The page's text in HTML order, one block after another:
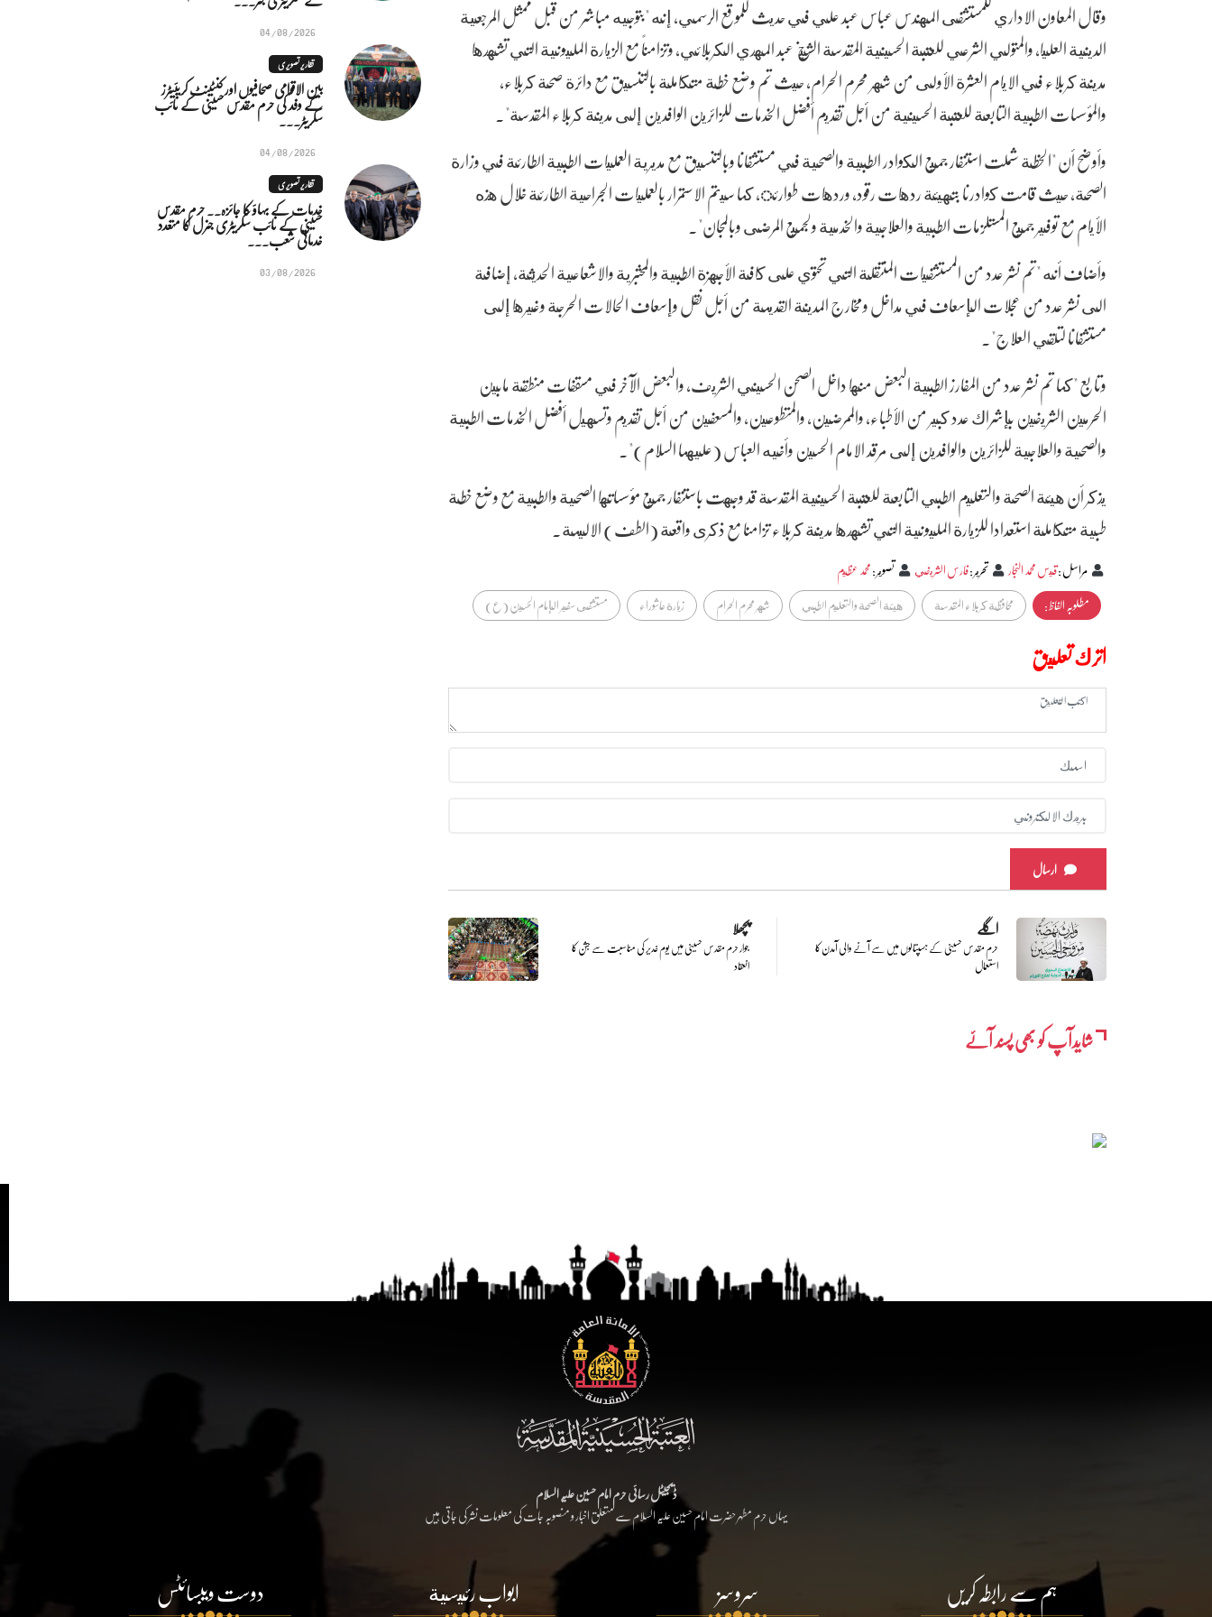
وقال المعاون الاداري للمستشفى المهندس عباس عبد علي في حديث للموقع الرسمي، إنه "بتوجيه مباشر من قبل ممثل المرجعية
الدينية العليا، والمتولي الشرعي للعتبة الحسينية المقدسة الشيخ عبد المهدي الكربلائي، وتزامناً مع الزيارة المليونية التي تشهدها
مدينة كربلاء في الايام العشرة الأولى من شهر محرم الحرام، حيث تم وضع خطة متكاملة بالتنسيق مع دائرة صحة كربلاء،
والمؤسسات الطبية التابعة للعتبة الحسينية من أجل تقديم أفضل الخدمات للزائرين الوافدين إلى مدينة كربلاء المقدسة".
وأوضح أن "الخطة شملت استنفار جميع الكوادر الطبية والصحية في مستشفانا وبالتنسيق مع مديرية العمليات الطبية الطارئة في وزارة
الصحة، حيث قامت كوادرنا بتهيئة ردهات رقود، وردهات طوارئ، كما سيتم الاستمرار بالعمليات الجراحية الطارئة خلال هذه
الأيام مع توفير جميع المستلزمات الطبية والعلاجية والخدمية ولجميع المرضى وبالمجان".
وأضاف أنه "تم نشر عدد من المستشفيات المنتقلة التي تحتوي على كافة الأجهزة الطبية والمختبرية والاشعاعية الحديثة، إضافة
الى نشر عدد من عجلات الإسعاف في مداخل ومخارج المدينة القديمة من أجل نقل وإسعاف الحالات الحرجة وغيرها إلى
مستشفانا لتلقي العلاج".
وتابع "كما تم نشر عدد من المفارز الطبية البعض منها داخل الصحن الحسيني الشريف، والبعض الآخر في مسقفات منطقة مابين
الحرمين الشريفين بإشراك عدد كبير من الأطباء، والممرضين، والمتطوعين، والمسعفين من أجل تقديم وتسهيل أفضل الخدمات الطبية
والصحية والعلاجية للزائرين والوافدين إلى مرقد الامام الحسين وأخيه العباس (عليهما السلام)".
يذكر أن هيئة الصحة والتعليم الطبي التابعة للعتبة الحسينية المقدسة قد وجهت باستنفار جميع مؤسساتها الصحية والطبية مع وضع خطة
طبية متكاملة استعدادا للزيارة المليونية التي تشهدها مدينة كربلاء تزامنا مع ذكرى واقعة (الطف) الاليمة.
مراسل:قيس محمد النجار تحرير:فارس الشريفي تصوير:محمد عظيم
مطلوبہ الفاظ :
محافظة كربلاء المقدسة هيئة الصحة والتعليم الطبي شهر محرم الحرام زيارة عاشوراء مستشفى سفير الإمام الحسين (ع)
اترك تعليق
ارسال
پچھلا
جوار حرم مقدس حسینی میں یوم غدیر کی مناسبت سے جشن کا
انعقاد
اگلے
حرم مقدس حسینی کے ہسپتالوں میں سے آنے والی آمدن کا
استعمال
شایدآپ کو بھی پسند آئے
04/08/2026
تقاریر تصویری
بین الاقوامی صحافیوں اور کنٹینٹ کریئیٹرز
کے وفد کی حرم مقدس حسینی کے نائب
سکریٹر...
04/08/2026
تقاریر تصویری
خدمات کے بہاؤ کا جائزہ.. حرم مقدس
حسینی کے نائب سکریٹری جنرل کا متعدد
خدماتی شعب...
03/08/2026
ڈیجیٹل رسائی حرم امام حسین علیہ السلام
یہاں حرم مطہر حضرت امام حسین علیہ السلام سے متعلق اخبار و منصوبہ جات کی معلومات نشر کی جاتی ہیں
ہم سے رابطہ کریں سروسز ابواب رئيسية دوست ویبسائٹس